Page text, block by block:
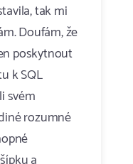
tak mi
Doufám, že
poskytnout
k SQL
svém
rozumné